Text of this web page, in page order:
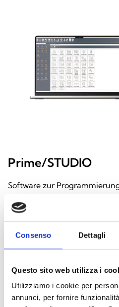
Consenso Dettagli
Questo sito web utilizza i
Utilizziamo i cookie per
annunci, per fornire
Prime/STUDIO
Software zur
Einbruchmeldezentralen der
LINK ÖFFNEN south_east
arrow_back